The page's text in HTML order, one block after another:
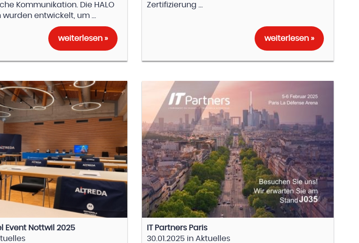
Kommunikation. Die HALO
entwickelt, um ...
weiterlesen »
Zertifizierung ...
weiterlesen »
Event Nottwil 2025
IT Partners Paris
30.01.2025 in Aktuelles